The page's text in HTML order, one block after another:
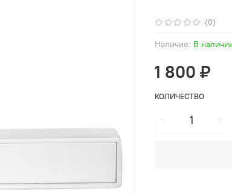
(0)
Наличие: В
1 800 ₽
КОЛИЧЕСТВО